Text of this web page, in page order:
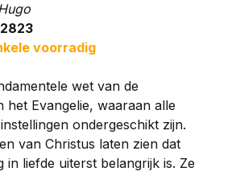
voorradig
wet van de
het Evangelie, waaraan alle
ondergeschikt zijn.
van Christus laten zien dat
in liefde uiterst belangrijk is. Ze